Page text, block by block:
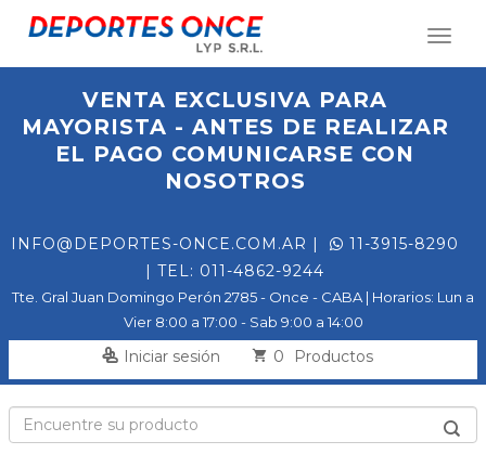
VENTA EXCLUSIVA PARA
MAYORISTA - ANTES DE REALIZAR
EL PAGO COMUNICARSE CON
NOSOTROS
INFO@DEPORTES-ONCE.COM.AR |
11-3915-8290
| TEL: 011-4862-9244
Tte. Gral Juan Domingo Perón 2785 - Once - CABA | Horarios: Lun a
Vier 8:00 a 17:00 - Sab 9:00 a 14:00
Iniciar sesión 0 Productos